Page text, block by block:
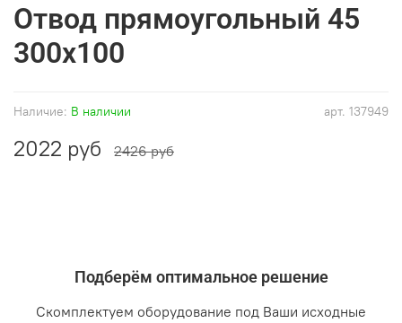
арт. 137949
Наличие: В наличии
Отвод прямоугольный 45
300x100
2022 руб 2426 руб
Подберём оптимальное решение
Скомплектуем оборудование под Ваши исходные